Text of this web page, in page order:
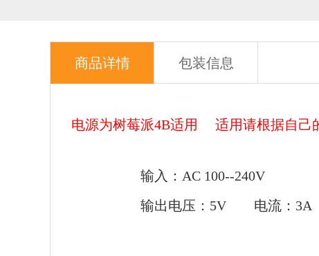
商品详情 包装信息
电源为树莓派4B适用 适用请根据自己
输入：AC 100--240V
输出电压：5V 电流：3A